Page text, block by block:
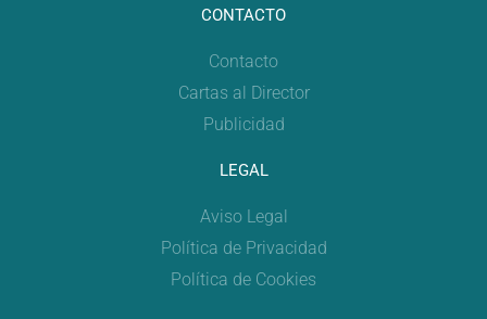
CONTACTO
Contacto
Cartas al Director
Publicidad
LEGAL
Aviso Legal
Política de Privacidad
Política de Cookies